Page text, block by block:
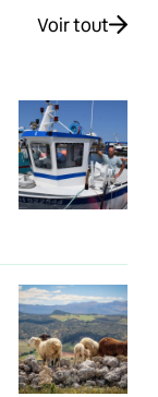
Voir tout